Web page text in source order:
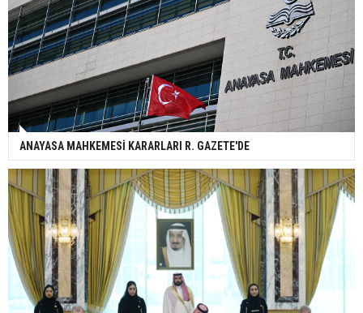
ANAYASA MAHKEMESİ KARARLARI R. GAZETE'DE